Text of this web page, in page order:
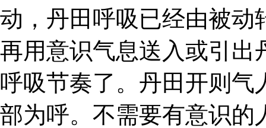
动，丹田呼吸已经由被动
再用意识气息送入或引出
呼吸节奏了。丹田开则气
部为呼。不需要有意识的